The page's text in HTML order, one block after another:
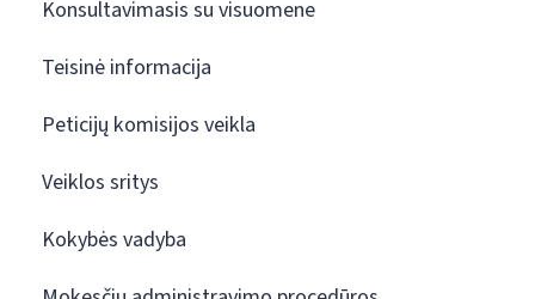
Konsultavimasis su visuomene
Teisinė informacija
Peticijų komisijos veikla
Veiklos sritys
Kokybės vadyba